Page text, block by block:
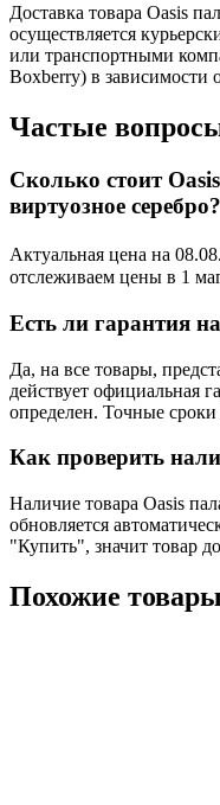
Доставка товара Oasis
осуществляется
или транспортными
Boxberry) в зависимости
Частые
Сколько стоит
виртуозное серебро?
Актуальная цена на
отслеживаем цены в 1
Есть ли гарантия
Да, на все товары,
действует официальная
определен. Точные
Как проверить
Наличие товара Oasis
обновляется
"Купить", значит товар
Похожие товары